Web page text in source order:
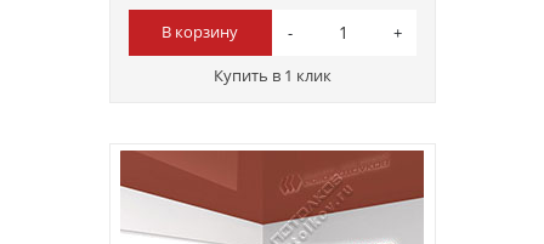
В корзину
Купить в 1 клик